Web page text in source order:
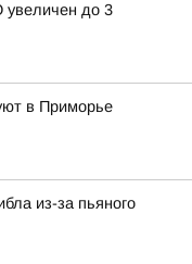
увеличен до 3
в Приморье
из-за пьяного